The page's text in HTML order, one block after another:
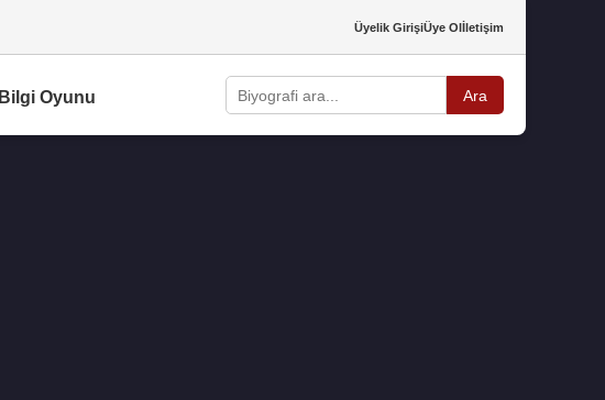
Üyelik GirişiÜye Olİletişim
Bilgi Oyunu Ara